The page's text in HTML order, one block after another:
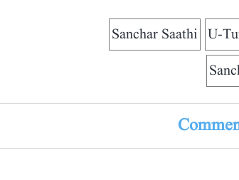
U-
Sanchar Saathi